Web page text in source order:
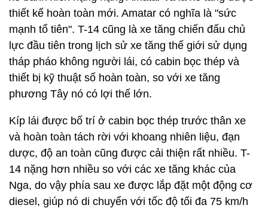
thiết kế hoàn toàn mới. Amatar có nghĩa là "sức
mạnh tổ tiên". T-14 cũng là xe tăng chiến đấu chủ
lực đầu tiên trong lịch sử xe tăng thế giới sử dụng
tháp pháo không người lái, có cabin bọc thép và
thiết bị kỹ thuật số hoàn toàn, so với xe tăng
phương Tây nó có lợi thế lớn.
Kíp lái được bố trí ở cabin bọc thép trước thân xe
và hoàn toàn tách rời với khoang nhiên liệu, đạn
dược, độ an toàn cũng được cải thiện rất nhiều. T-
14 nặng hơn nhiều so với các xe tăng khác của
Nga, do vậy phía sau xe được lắp đặt một động cơ
diesel, giúp nó di chuyển với tốc độ tối đa 75 km/h